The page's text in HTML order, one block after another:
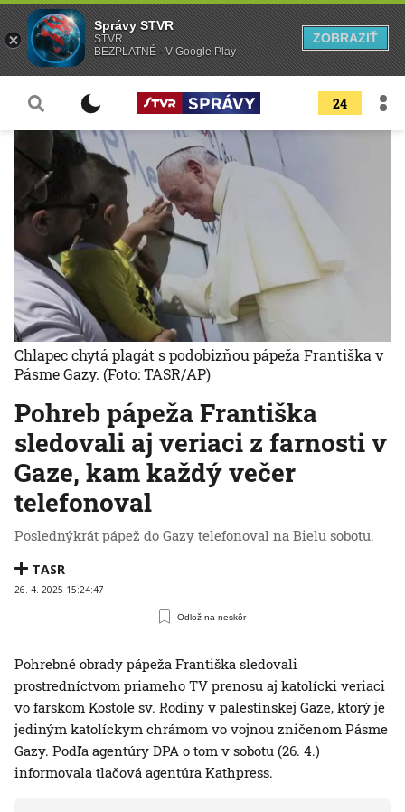
24
Pohreb pápeža Františka
sledovali aj veriaci z farnosti v
Gaze, kam každý večer
telefonoval
Poslednýkrát pápež do Gazy telefonoval na Bielu sobotu.
TASR
26. 4. 2025 15:24:47
Odlož na neskôr
Chlapec chytá plagát s podobizňou pápeža Františka v
Pásme Gazy. (Foto: TASR/AP)
Pohrebné obrady pápeža Františka sledovali
prostredníctvom priameho TV prenosu aj katolícki veriaci
vo farskom Kostole sv. Rodiny v palestínskej Gaze, ktorý je
jediným katolíckym chrámom vo vojnou zničenom Pásme
Gazy. Podľa agentúry DPA o tom v sobotu (26. 4.)
informovala tlačová agentúra Kathpress.
Správy STVR
STVR
BEZPLATNÉ - V Google Play
ZOBRAZIŤ